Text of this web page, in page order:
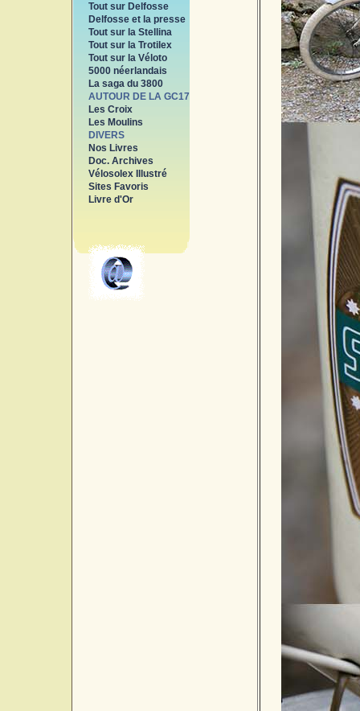
Tout sur Delfosse
Delfosse et la presse
Tout sur la Stellina
Tout sur la Trotilex
Tout sur la Véloto
5000 néerlandais
La saga du 3800
AUTOUR DE LA GC17
Les Croix
Les Moulins
DIVERS
Nos Livres
Doc. Archives
Vélosolex Illustré
Sites Favoris
Livre d'Or